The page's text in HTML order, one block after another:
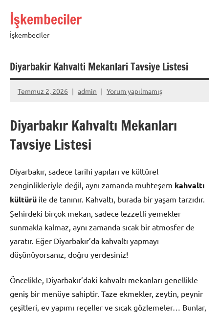
İşkembeciler
İşkembeciler
Diyarbakir Kahvalti Mekanlari Tavsiye Listesi
Temmuz 2, 2026 admin Yorum yapılmamış
Diyarbakır Kahvaltı Mekanları
Tavsiye Listesi
Diyarbakır, sadece tarihi yapıları ve kültürel
zenginlikleriyle değil, aynı zamanda muhteşem kahvaltı
kültürü ile de tanınır. Kahvaltı, burada bir yaşam tarzıdır.
Şehirdeki birçok mekan, sadece lezzetli yemekler
sunmakla kalmaz, aynı zamanda sıcak bir atmosfer de
yaratır. Eğer Diyarbakır’da kahvaltı yapmayı
düşünüyorsanız, doğru yerdesiniz!
Öncelikle, Diyarbakır’daki kahvaltı mekanları genellikle
geniş bir menüye sahiptir. Taze ekmekler, zeytin, peynir
çeşitleri, ev yapımı reçeller ve sıcak gözlemeler… Bunlar,